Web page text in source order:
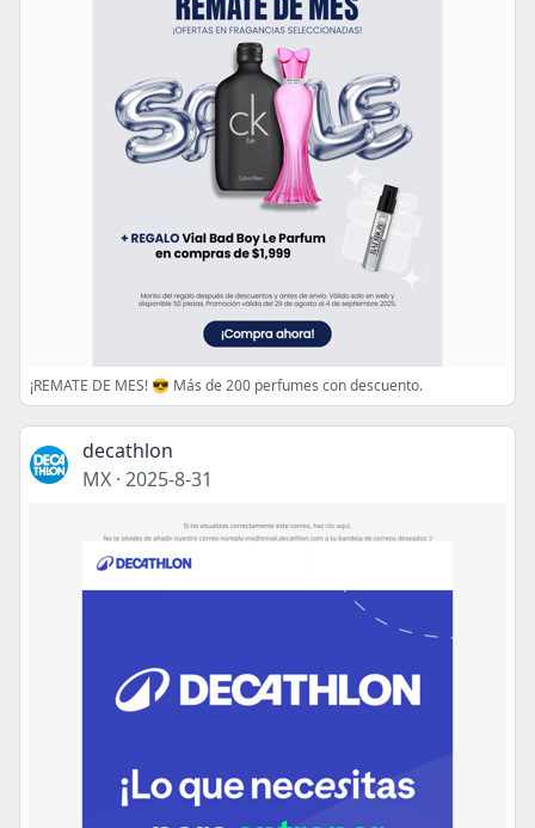
¡REMATE DE MES! 😎 Más de 200 perfumes con descuento.
decathlon
MX · 2025-8-31